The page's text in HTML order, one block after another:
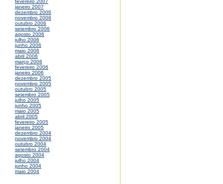
fevereiro 2007
janeiro 2007
dezembro 2006
novembro 2006
outubro 2006
setembro 2006
agosto 2006
julho 2006
junho 2006
maio 2006
abril 2006
março 2006
fevereiro 2006
janeiro 2006
dezembro 2005
novembro 2005
outubro 2005
setembro 2005
julho 2005
junho 2005
maio 2005
abril 2005
fevereiro 2005
janeiro 2005
dezembro 2004
novembro 2004
outubro 2004
setembro 2004
agosto 2004
julho 2004
junho 2004
maio 2004